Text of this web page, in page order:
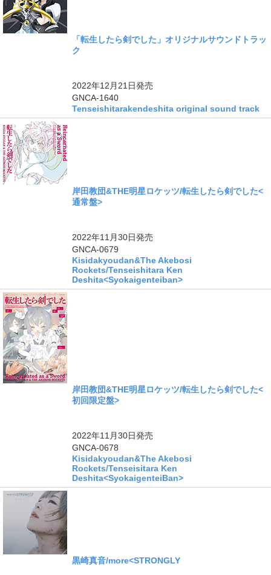
「転生したら剣でした」オリジナルサウンドトラッ
ク
2022年12月21日発売
GNCA-1640
Tenseishitarakendeshita original sound track
岸田教団&THE明星ロケッツ/転生したら剣でした<
通常盤>
2022年11月30日発売
GNCA-0679
Kisidakyoudan&The Akebosi
Rockets/Tenseishitara Ken
Deshita<Syokaigenteiban>
岸田教団&THE明星ロケッツ/転生したら剣でした<
初回限定盤>
2022年11月30日発売
GNCA-0678
Kisidakyoudan&The Akebosi
Rockets/Tenseisitara Ken
Deshita<SyokaigenteiBan>
黒崎真音/more<STRONGLY